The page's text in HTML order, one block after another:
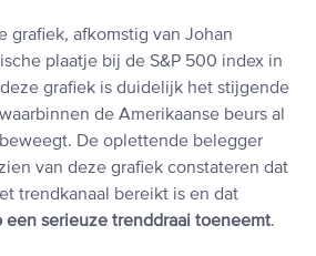
grafiek, afkomstig van Johan
plaatje bij de S&P 500 index in
grafiek is duidelijk het stijgende
de Amerikaanse beurs al
De oplettende belegger
van deze grafiek constateren dat
trendkanaal bereikt is en dat
een serieuze trenddraai toeneemt.